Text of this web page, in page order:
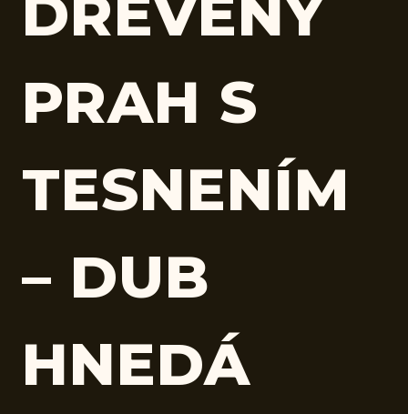
DREVENÝ
PRAH S
TESNENÍM
– DUB
HNEDÁ